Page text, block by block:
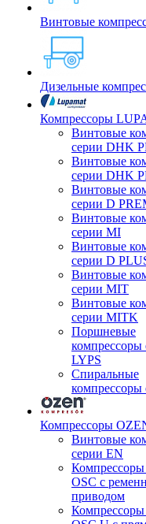
Винтовые
Дизельные
Компрессоры
Винтовые
серии DHK
Винтовые
серии DHK
Винтовые
серии D
Винтовые
серии MI
Винтовые
серии D
Винтовые
серии MIT
Винтовые
серии MITK
Поршневые
компрессоры
LYPS
Спиральные
компрессоры
Компрессоры
Винтовые
серии EN
Компрессоры
OSC с
приводом
Компрессоры